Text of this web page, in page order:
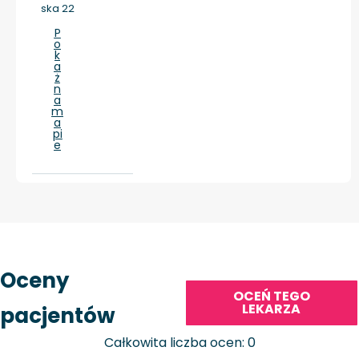
ska 22
P
o
k
a
ż
n
a
m
a
pi
e
Oceny
pacjentów
OCEŃ TEGO
LEKARZA
Całkowita liczba ocen: 0